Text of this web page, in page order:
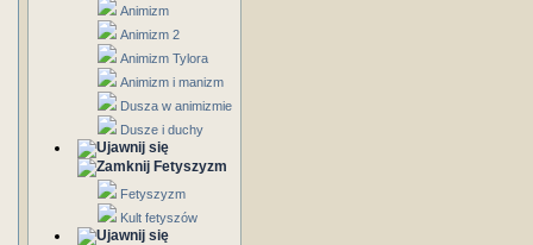
Animizm
Animizm 2
Animizm Tylora
Animizm i manizm
Dusza w animizmie
Dusze i duchy
Fetyszyzm
Fetyszyzm
Kult fetyszów